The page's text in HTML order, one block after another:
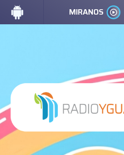
MIRANOS